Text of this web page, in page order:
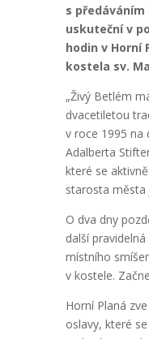
s
uskuteční v
hodin v Horní
kostela sv.
„Živý Betlém
dvacetiletou
v roce 1995 na
Adalberta
které se
starosta města
O dva dny
další
místního
v kostele.
Horní Planá
oslavy, které